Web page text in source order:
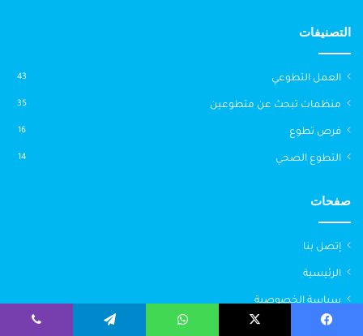
التصنيفات
العمل التطوعي 43
منظمات تبحث عن متطوعين 35
فرص تطوع 16
التطوع الصحي 14
صفحات
إتصل بنا
الرئيسية
سياسة الخصوصية
شروط الإستخدام